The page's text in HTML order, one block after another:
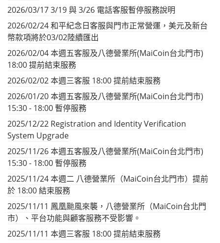
2026/03/17 3/19 與 3/26 電話客服暫停服務說明
2026/02/24 和平紀念日客服與門市正常營運，美元及新台
幣款項將於03/02陸續匯出
2026/02/04 本週五客服及八德營業所(MaiCoin台北門市)
18:00 提前結束服務
2026/02/02 本週三客服 18:00 提前結束服務
2026/01/20 本週五客服及八德營業所(MaiCoin台北門市)
15:30 - 18:00 暫停服務
2025/12/22 Registration and Identity Verification
System Upgrade
2025/11/26 本週五客服及八德營業所(MaiCoin台北門市)
15:30 - 18:00 暫停服務
2025/11/24 本週二 八德營業所（MaiCoin台北門市）提前
於 18:00 結束服務
2025/11/11 鳳凰颱風來襲，八德營業所（MaiCoin台北門
市）、平台功能與顧客服務不受影響。
2025/11/11 本週三客服 18:00 提前結束服務